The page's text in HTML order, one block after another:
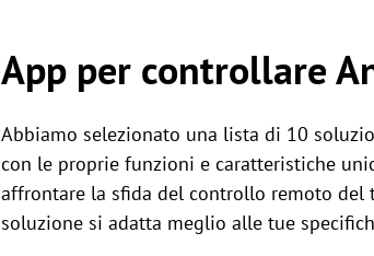
App per controllare
Abbiamo selezionato una lista di 10
con le proprie funzioni e caratteristiche
affrontare la sfida del controllo remoto del
soluzione si adatta meglio alle tue